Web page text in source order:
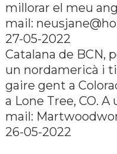
millorar el meu
mail:
27-05-2022
Catalana de BCN,
un nordamericà i
gaire gent a
a Lone Tree, CO.
mail:
26-05-2022